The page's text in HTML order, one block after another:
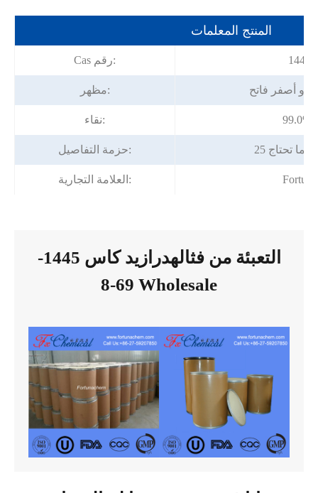
المنتج المعلمات
Cas رقم: 1445-
مظهر: أصفر فاتح
نقاء:
حزمة التفاصيل: كما تحتاج
العلامة التجارية:
التعبئة من فثالهدرازيد كاس 1445-
69-8 Wholesale